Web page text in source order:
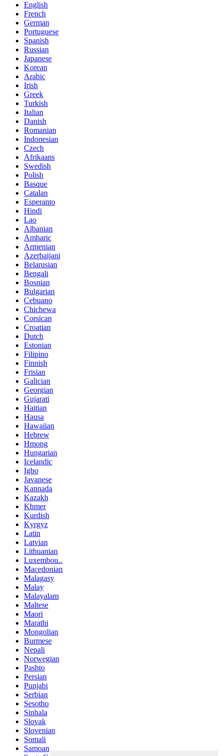
English
French
German
Portuguese
Spanish
Russian
Japanese
Korean
Arabic
Irish
Greek
Turkish
Italian
Danish
Romanian
Indonesian
Czech
Afrikaans
Swedish
Polish
Basque
Catalan
Esperanto
Hindi
Lao
Albanian
Amharic
Armenian
Azerbaijani
Belarusian
Bengali
Bosnian
Bulgarian
Cebuano
Chichewa
Corsican
Croatian
Dutch
Estonian
Filipino
Finnish
Frisian
Galician
Georgian
Gujarati
Haitian
Hausa
Hawaiian
Hebrew
Hmong
Hungarian
Icelandic
Igbo
Javanese
Kannada
Kazakh
Khmer
Kurdish
Kyrgyz
Latin
Latvian
Lithuanian
Luxembou..
Macedonian
Malagasy
Malay
Malayalam
Maltese
Maori
Marathi
Mongolian
Burmese
Nepali
Norwegian
Pashto
Persian
Punjabi
Serbian
Sesotho
Sinhala
Slovak
Slovenian
Somali
Samoan